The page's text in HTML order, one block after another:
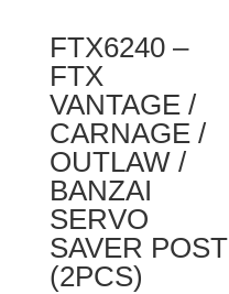
FTX6240 –
FTX
VANTAGE /
CARNAGE /
OUTLAW /
BANZAI
SERVO
SAVER POST
(2PCS)